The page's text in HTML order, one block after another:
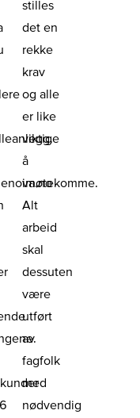
stilles
det en
rekke
krav
og alle
er like
viktige
å
imøtekomme.
Alt
arbeid
skal
dessuten
være
utført
av
fagfolk
med
nødvendig